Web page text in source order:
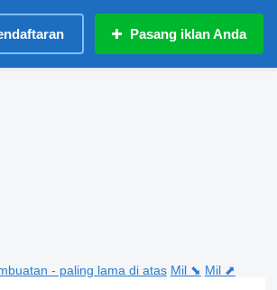
Pasang iklan Anda
- paling lama di atas Mil ⬊ Mil ⬈